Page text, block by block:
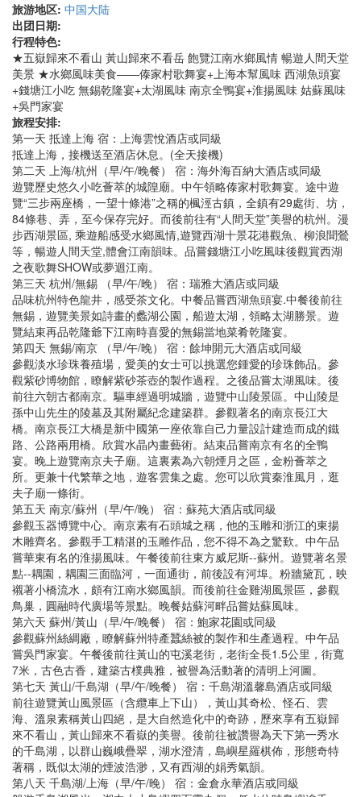
旅游地区: 中国大陆
出团日期:
行程特色:
★五嶽歸來不看山 黃山歸來不看岳 飽覽江南水鄉風情 暢遊人間天堂
美景 ★水鄉風味美食——傣家村歌舞宴+上海本幫風味 西湖魚頭宴
+錢塘江小吃 無錫乾隆宴+太湖風味 南京全鴨宴+淮揚風味 姑蘇風味
+吳門家宴
旅程安排:
第一天 抵達上海 宿：上海雲悅酒店或同級
抵達上海，接機送至酒店休息。(全天接機)
第二天 上海/杭州（早/午/晚餐） 宿：海外海百納大酒店或同級
遊覽歷史悠久小吃薈萃的城隍廟。中午領略傣家村歌舞宴。途中遊
覽“三步兩座橋，一望十條港”之稱的楓涇古鎮，全鎮有29處街、坊，
84條巷、弄，至今保存完好。而後前往有“人間天堂”美譽的杭州。漫
步西湖景區, 乘遊船感受水鄉風情,遊覽西湖十景花港觀魚、柳浪聞鶯
等，暢遊人間天堂,體會江南韻味。品嘗錢塘江小吃風味後觀賞西湖
之夜歌舞SHOW或夢迴江南。
第三天 杭州/無錫 （早/午/晚） 宿：瑞雅大酒店或同級
品味杭州特色龍井，感受茶文化。中餐品嘗西湖魚頭宴.中餐後前往
無錫，遊覽美景如詩畫的蠡湖公園，船遊太湖，領略太湖勝景。遊
覽結束再品乾隆爺下江南時喜愛的無錫當地菜肴乾隆宴。
第四天 無錫/南京 （早/午/晚） 宿：餘坤開元大酒店或同級
參觀淡水珍珠養殖場，愛美的女士可以挑選您鍾愛的珍珠飾品。參
觀紫砂博物館，瞭解紫砂茶壺的製作過程。之後品嘗太湖風味。後
前往六朝古都南京。驅車經過明城牆，遊覽中山陵景區。中山陵是
孫中山先生的陵墓及其附屬紀念建築群。參觀著名的南京長江大
橋。南京長江大橋是新中國第一座依靠自己力量設計建造而成的鐵
路、公路兩用橋。欣賞水晶內畫藝術。結束品嘗南京有名的全鴨
宴。晚上遊覽南京夫子廟。這裏素為六朝煙月之區，金粉薈萃之
所。更兼十代繁華之地，遊客雲集之處。您可以欣賞秦淮風月，逛
夫子廟一條街。
第五天 南京/蘇州（早/午/晚） 宿：蘇苑大酒店或同級
參觀玉器博覽中心。南京素有石頭城之稱，他的玉雕和浙江的東揚
木雕齊名。參觀手工精湛的玉雕作品，您不得不為之驚歎。中午品
嘗華東有名的淮揚風味。午餐後前往東方威尼斯--蘇州。遊覽著名景
點--耦園，耦園三面臨河，一面通街，前後設有河埠。粉牆黛瓦，映
襯著小橋流水，頗有江南水鄉風韻。而後前往金雞湖風景區，參觀
鳥巢，圓融時代廣場等景點。晚餐姑蘇河畔品嘗姑蘇風味。
第六天 蘇州/黃山（早/午/晚餐） 宿：鮑家花園或同級
參觀蘇州絲綢廠，瞭解蘇州特產蠶絲被的製作和生產過程。中午品
嘗吳門家宴。午餐後前往黃山的屯溪老街，老街全長1.5公里，街寬
7米，古色古香，建築古樸典雅，被譽為活動著的清明上河圖。
第七天 黃山/千島湖（早/午/晚餐） 宿：千島湖溫馨島酒店或同級
前往遊覽黃山風景區（含纜車上下山），黃山其奇松、怪石、雲
海、溫泉素稱黃山四絕，是大自然造化中的奇跡，歷來享有五嶽歸
來不看山，黃山歸來不看嶽的美譽。後前往被讚譽為天下第一秀水
的千島湖，以群山巍峨疊翠，湖水澄清，島嶼星羅棋佈，形態奇特
著稱，既似太湖的煙波浩渺，又有西湖的娟秀氣韻。
第八天 千島湖/上海（早/午/晚） 宿：金倉永華酒店或同級